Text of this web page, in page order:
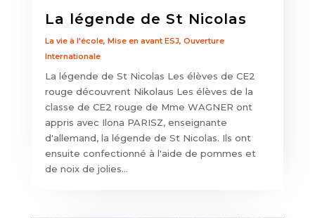
La légende de St Nicolas
La vie à l'école, Mise en avant ESJ, Ouverture
Internationale
La légende de St Nicolas Les élèves de CE2
rouge découvrent Nikolaus Les élèves de la
classe de CE2 rouge de Mme WAGNER ont
appris avec Ilona PARISZ, enseignante
d'allemand, la légende de St Nicolas. Ils ont
ensuite confectionné à l'aide de pommes et
de noix de jolies...